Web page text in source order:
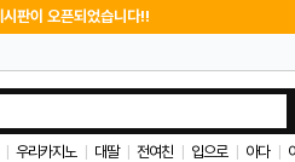
판이 오픈되었습니다!!
우리카지노 대딸 전여친 입으로 아다